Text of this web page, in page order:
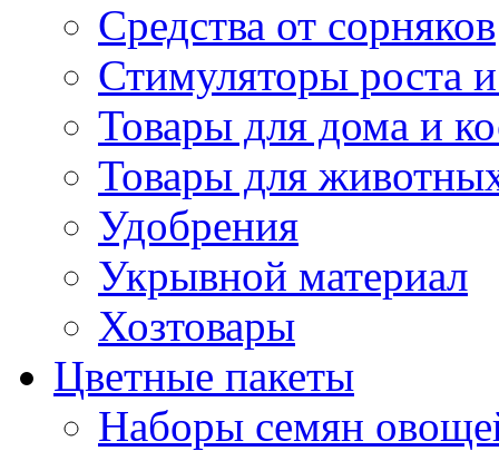
Средства от сорняков
Стимуляторы роста и
Товары для дома и
Товары для
Удобрения
Укрывной материал
Хозтовары
Цветные пакеты
Наборы семян